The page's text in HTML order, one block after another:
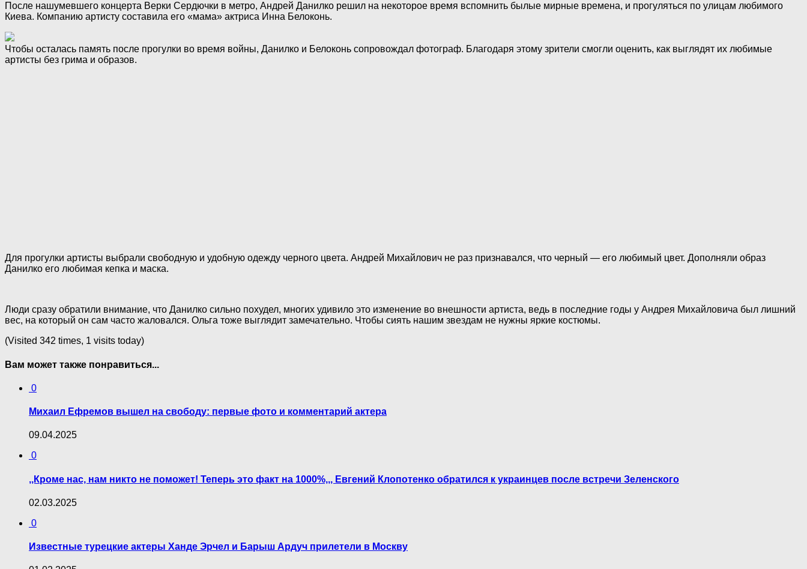
После нашумевшего концерта Верки Сердючки в метро, Андрей Данилко решил на некоторое время вспомнить былые мирные времена, и прогуляться по улицам любимого
Киева. Компанию артисту составила его «мама» актриса Инна Белоконь.
Чтобы осталась память после прогулки во время вoйны, Данилко и Белоконь сопровождал фотограф. Благодаря этому зрители смогли оценить, как выглядят их любимые
артисты без грима и образов.
Для прогулки артисты выбрали свободную и удобную одежду черного цвета. Андрей Михайлович не раз признавался, что черный — его любимый цвет. Дополняли образ
Данилко его любимая кепка и маска.
Люди сразу обратили внимание, что Данилко сильно похудел, многих удивило это изменение во внешности артиста, ведь в последние годы у Андрея Михайловича был лишний
вес, на который он сам часто жаловался. Ольга тоже выглядит замечательно. Чтобы сиять нашим звездам не нужны яркие костюмы.
(Visited 342 times, 1 visits today)
Вам может также понравиться...
0
Михаил Ефремов вышел на свободу: первые фото и комментарий актера
09.04.2025
0
,,Кроме нас, нам никто не поможет! Теперь это факт на 1000%,,, Евгений Клопотенко обратился к украинцев после встречи Зеленского
02.03.2025
0
Известные турецкие актеры Ханде Эрчел и Барыш Ардуч прилетели в Москву